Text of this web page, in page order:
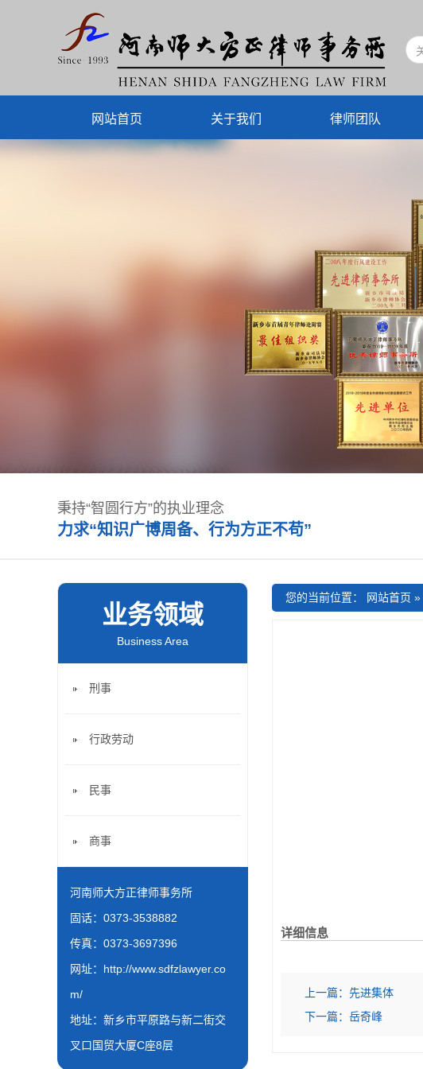
网站首页 关于我们 律师团队
秉持“智圆行方”的执业理念
力求“知识广博周备、行为方正不苟”
您的当前位置： 网站首页 »
详细信息
上一篇： 先进集体
下一篇： 岳奇峰
业务领域
Business Area
刑事
行政劳动
民事
商事
河南师大方正律师事务所
固话：0373-3538882
传真：0373-3697396
网址： http://www.sdfzlawyer.co
m/
地址：新乡市平原路与新二街交
叉口国贸大厦C座8层